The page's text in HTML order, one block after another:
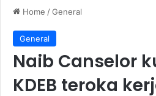
Home /General
General
Naib Canselor
KDEB teroka